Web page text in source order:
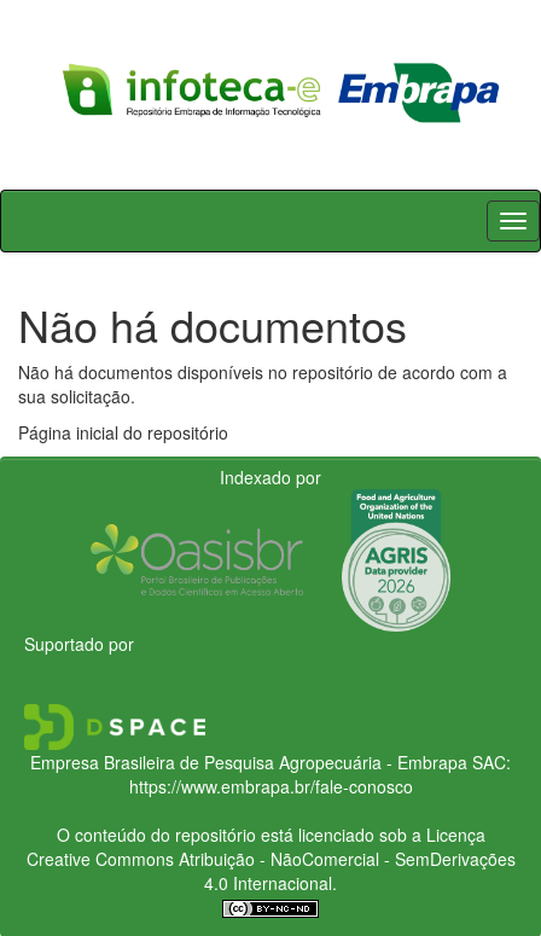
Skip
Não há documentos
Não há documentos disponíveis no repositório de acordo com a
sua solicitação.
Página inicial do repositório
Indexado por
Suportado por
Empresa Brasileira de Pesquisa Agropecuária - Embrapa SAC:
https://www.embrapa.br/fale-conosco
O conteúdo do repositório está licenciado sob a Licença
Creative CommonsAtribuição - NãoComercial - SemDerivações
4.0 Internacional.